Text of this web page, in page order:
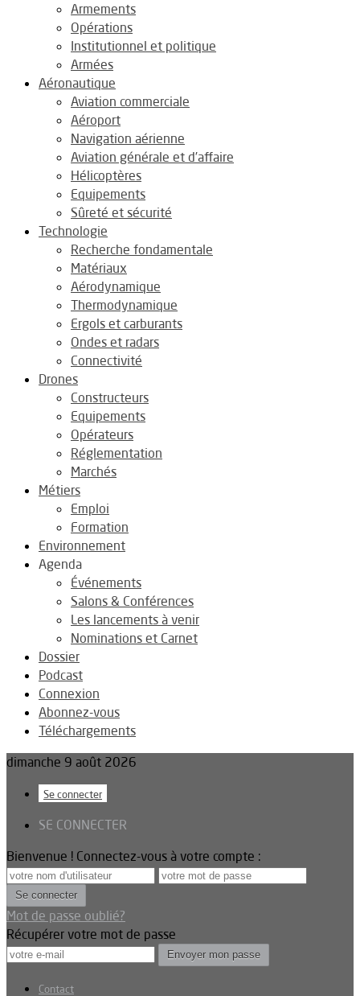
Armements
Opérations
Institutionnel et politique
Armées
Aéronautique
Aviation commerciale
Aéroport
Navigation aérienne
Aviation générale et d’affaire
Hélicoptères
Equipements
Sûreté et sécurité
Technologie
Recherche fondamentale
Matériaux
Aérodynamique
Thermodynamique
Ergols et carburants
Ondes et radars
Connectivité
Drones
Constructeurs
Equipements
Opérateurs
Réglementation
Marchés
Métiers
Emploi
Formation
Environnement
Agenda
Événements
Salons & Conférences
Les lancements à venir
Nominations et Carnet
Dossier
Podcast
Connexion
Abonnez-vous
Téléchargements
dimanche 9 août 2026
Se connecter
SE CONNECTER
Bienvenue ! Connectez-vous à votre compte :
Mot de passe oublié?
Récupérer votre mot de passe
Contact